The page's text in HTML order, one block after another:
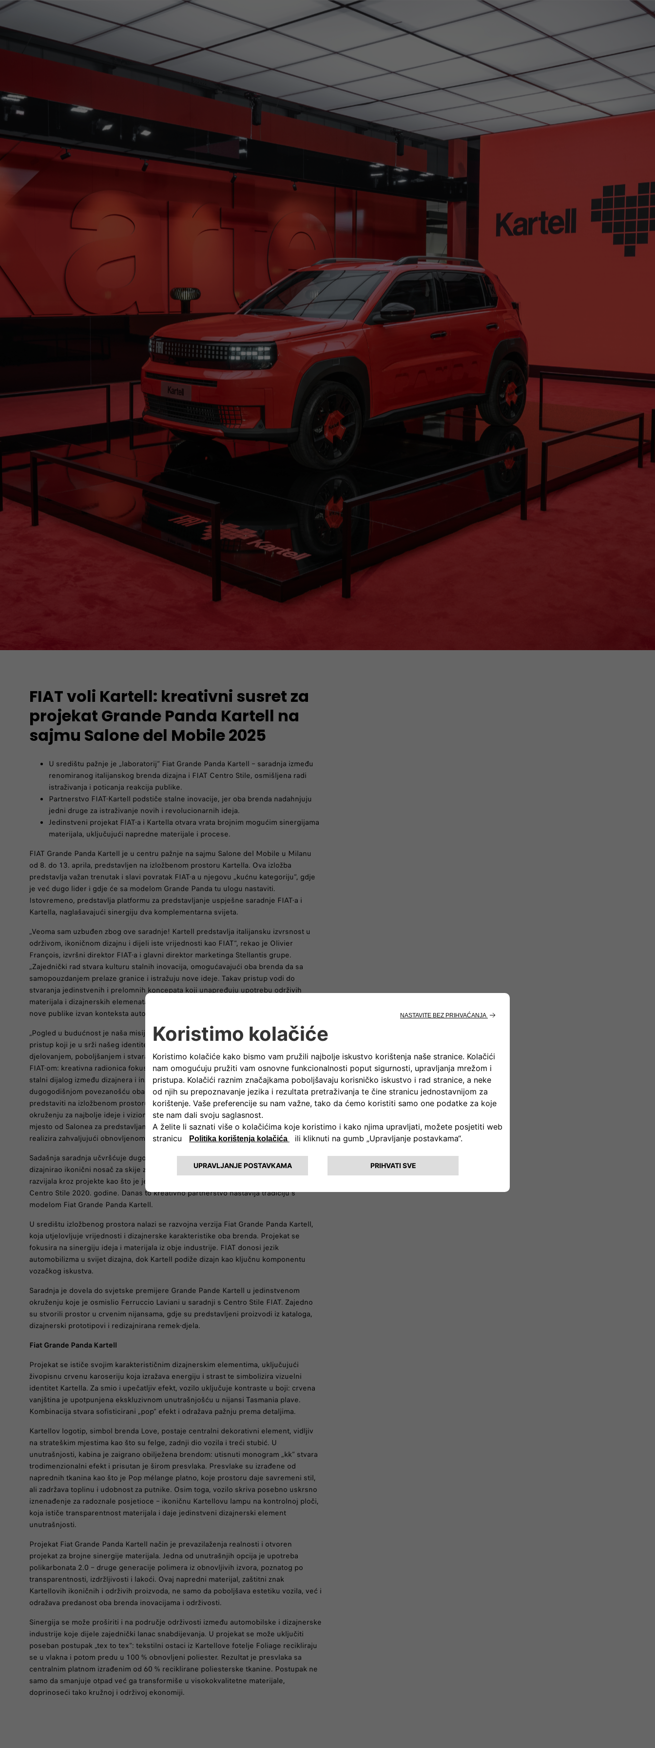
FIAT voli Kartell: kreativni susret za
projekat Grande Panda Kartell na
sajmu Salone del Mobile 2025
U središtu pažnje je „laboratorij“ Fiat Grande Panda Kartell – saradnja između
renomiranog italijanskog brenda dizajna i FIAT Centro Stile, osmišljena radi
istraživanja i poticanja reakcija publike.
Partnerstvo FIAT-Kartell podstiče stalne inovacije, jer oba brenda nadahnjuju
jedni druge za istraživanje novih i revolucionarnih ideja.
Jedinstveni projekat FIAT-a i Kartella otvara vrata brojnim mogućim sinergijama
materijala, uključujući napredne materijale i procese.
FIAT Grande Panda Kartell je u centru pažnje na sajmu Salone del Mobile u Milanu
od 8. do 13. aprila, predstavljen na izložbenom prostoru Kartella. Ova izložba
predstavlja važan trenutak i slavi povratak FIAT-a u njegovu „kućnu kategoriju“, gdje
je već dugo lider i gdje će sa modelom Grande Panda tu ulogu nastaviti.
Istovremeno, predstavlja platformu za predstavljanje uspješne saradnje FIAT-a i
Kartella, naglašavajući sinergiju dva komplementarna svijeta.
„Veoma sam uzbuđen zbog ove saradnje! Kartell predstavlja italijansku izvrsnost u
održivom, ikoničnom dizajnu i dijeli iste vrijednosti kao FIAT“, rekao je Olivier
François, izvršni direktor FIAT-a i glavni direktor marketinga Stellantis grupe.
„Zajednički rad stvara kulturu stalnih inovacija, omogućavajući oba brenda da sa
samopouzdanjem prelaze granice i istražuju nove ideje. Takav pristup vodi do
stvaranja jedinstvenih i prelomnih koncepata koji unapređuju upotrebu održivih
materijala i dizajnerskih elemenata. Partnerstvo također ima za cilj ispitati reakcije
nove publike izvan konteksta automobilske industrije“, zaključio je François.
„Pogled u budućnost je naša misija“, rekao je Claudio Luti, predsjednik Kartella. „To je
pristup koji je u srži našeg identiteta. Gledati u budućnost znači svakodnevnu želju za
djelovanjem, poboljšanjem i stvaranjem emocija i ljepote. To je duh naše saradnje s
FIAT-om: kreativna radionica fokusirana na Grande Pandu Kartell, oblikovana kroz
stalni dijalog između dizajnera i inženjera, sa zajedničkim vrijednostima i
dugogodišnjom povezanošću oba brenda. Sretan sam što ovaj projekat mogu
predstaviti na izložbenom prostoru Kartella na sajmu Salone del Mobile – idealnom
okruženju za najbolje ideje i vizionarski dizajn vođen inovacijama. Ne postoji bolje
mjesto od Salonea za predstavljanje projekta koji je razvijan dvije godine i sada se
realizira zahvaljujući obnovljenom partnerstvu s FIAT-om.“
Sadašnja saradnja učvršćuje dugogodišnju vezu koja datira iz 1950-ih, kada je Kartell
dizajnirao ikonični nosač za skije za prvu generaciju Fiat 500 modela. Ta veza se
razvijala kroz projekte kao što je jedinstveni Fiat 500e Kartell, dizajniran zajedno s
Centro Stile 2020. godine. Danas to kreativno partnerstvo nastavlja tradiciju s
modelom Fiat Grande Panda Kartell.
U središtu izložbenog prostora nalazi se razvojna verzija Fiat Grande Panda Kartell,
koja utjelovljuje vrijednosti i dizajnerske karakteristike oba brenda. Projekat se
fokusira na sinergiju ideja i materijala iz obje industrije. FIAT donosi jezik
automobilizma u svijet dizajna, dok Kartell podiže dizajn kao ključnu komponentu
vozačkog iskustva.
Saradnja je dovela do svjetske premijere Grande Pande Kartell u jedinstvenom
okruženju koje je osmislio Ferruccio Laviani u saradnji s Centro Stile FIAT. Zajedno
su stvorili prostor u crvenim nijansama, gdje su predstavljeni proizvodi iz kataloga,
dizajnerski prototipovi i redizajnirana remek-djela.
Fiat Grande Panda Kartell
Projekat se ističe svojim karakterističnim dizajnerskim elementima, uključujući
živopisnu crvenu karoseriju koja izražava energiju i strast te simbolizira vizuelni
identitet Kartella. Za smio i upečatljiv efekt, vozilo uključuje kontraste u boji: crvena
vanjština je upotpunjena ekskluzivnom unutrašnjošću u nijansi Tasmania plave.
Kombinacija stvara sofisticirani „pop“ efekt i odražava pažnju prema detaljima.
Kartellov logotip, simbol brenda Love, postaje centralni dekorativni element, vidljiv
na strateškim mjestima kao što su felge, zadnji dio vozila i treći stubić. U
unutrašnjosti, kabina je zaigrano obilježena brendom: utisnuti monogram „kk“ stvara
trodimenzionalni efekt i prisutan je širom presvlaka. Presvlake su izrađene od
naprednih tkanina kao što je Pop mélange platno, koje prostoru daje savremeni stil,
ali zadržava toplinu i udobnost za putnike. Osim toga, vozilo skriva posebno uskrsno
iznenađenje za radoznale posjetioce – ikoničnu Kartellovu lampu na kontrolnoj ploči,
koja ističe transparentnost materijala i daje jedinstveni dizajnerski element
unutrašnjosti.
Projekat Fiat Grande Panda Kartell način je prevazilaženja realnosti i otvoren
projekat za brojne sinergije materijala. Jedna od unutrašnjih opcija je upotreba
polikarbonata 2.0 – druge generacije polimera iz obnovljivih izvora, poznatog po
transparentnosti, izdržljivosti i lakoći. Ovaj napredni materijal, zaštitni znak
Kartellovih ikoničnih i održivih proizvoda, ne samo da poboljšava estetiku vozila, već i
odražava predanost oba brenda inovacijama i održivosti.
Sinergija se može proširiti i na područje održivosti između automobilske i dizajnerske
industrije koje dijele zajednički lanac snabdijevanja. U projekat se može uključiti
poseban postupak „tex to tex“: tekstilni ostaci iz Kartellove fotelje Foliage recikliraju
se u vlakna i potom predu u 100 % obnovljeni poliester. Rezultat je presvlaka sa
centralnim platnom izrađenim od 60 % reciklirane poliesterske tkanine. Postupak ne
samo da smanjuje otpad već ga transformiše u visokokvalitetne materijale,
doprinoseći tako kružnoj i održivoj ekonomiji.